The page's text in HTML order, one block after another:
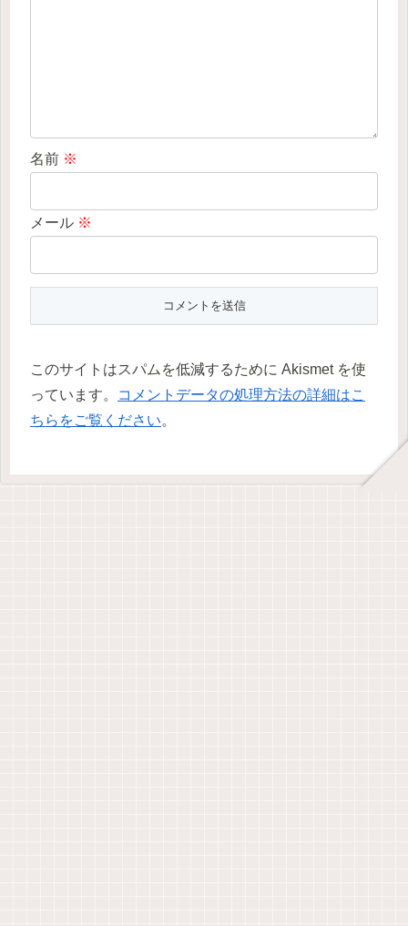
名前 ※
メール ※
このサイトはスパムを低減するために Akismet を使
っています。
コメントデータの処理方法の詳細はこ
ちらをご覧ください。